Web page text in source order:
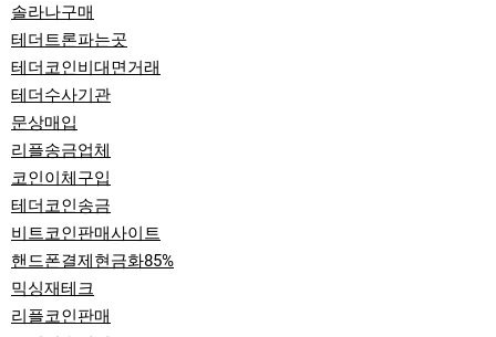
솔라나구매
테더트론파는곳
테더코인비대면거래
테더수사기관
문상매입
리플송금업체
코인이체구입
테더코인송금
비트코인판매사이트
핸드폰결제현금화85%
믹싱재테크
리플코인판매